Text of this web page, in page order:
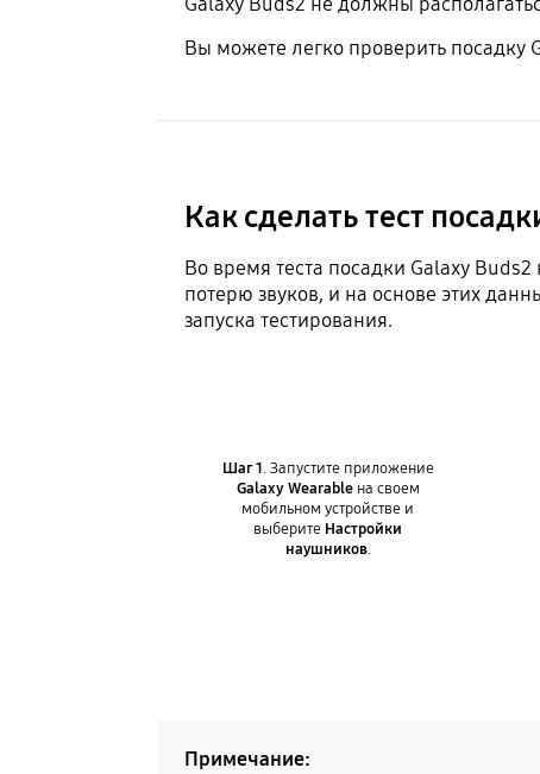
Вы можете легко проверить посадку
Как сделать тест
Во время теста посадки Galaxy
потерю звуков, и на основе этих
запуска тестирования.
Шаг 1. Запустите приложение
Galaxy Wearableна своем
мобильном устройстве и
выберите Настройки
наушников.
Примечание: